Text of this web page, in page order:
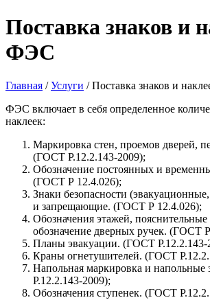
Поставка знаков и
ФЭС
Главная /Услуги /Поставка знаков и
ФЭС включает в себя определенное
наклеек:
Маркировка стен, проемов дверей,
(ГОСТ Р.12.2.143-2009);
Обозначение постоянных и
(ГОСТ Р 12.4.026);
Знаки безопасности
и запрещающие. (ГОСТ Р 12.4.026);
Обозначения этажей, пояснительные
обозначение дверных ручек. (ГОСТ
Планы эвакуации. (ГОСТ Р.12.2.143-
Краны огнетушителей. (ГОСТ
Напольная маркировка и
Р.12.2.143-2009);
Обозначения ступенек. (ГОСТ